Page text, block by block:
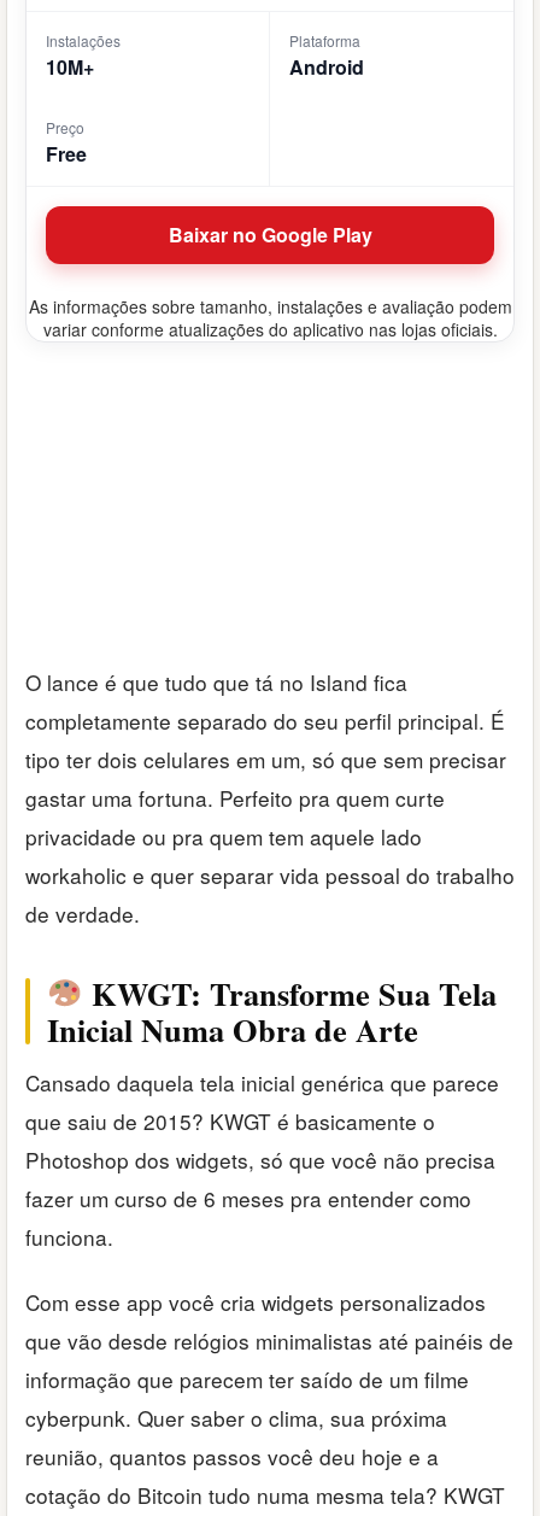
Instalações
10M+
Plataforma
Android
Preço
Free
Baixar no Google Play
As informações sobre tamanho, instalações e avaliação podem
variar conforme atualizações do aplicativo nas lojas oficiais.
O lance é que tudo que tá no Island fica
completamente separado do seu perfil principal. É
tipo ter dois celulares em um, só que sem precisar
gastar uma fortuna. Perfeito pra quem curte
privacidade ou pra quem tem aquele lado
workaholic e quer separar vida pessoal do trabalho
de verdade.
KWGT: Transforme Sua Tela
Inicial Numa Obra de Arte
Cansado daquela tela inicial genérica que parece
que saiu de 2015? KWGT é basicamente o
Photoshop dos widgets, só que você não precisa
fazer um curso de 6 meses pra entender como
funciona.
Com esse app você cria widgets personalizados
que vão desde relógios minimalistas até painéis de
informação que parecem ter saído de um filme
cyberpunk. Quer saber o clima, sua próxima
reunião, quantos passos você deu hoje e a
cotação do Bitcoin tudo numa mesma tela? KWGT